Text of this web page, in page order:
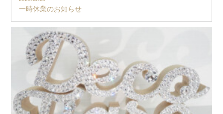
一時休業のお知らせ